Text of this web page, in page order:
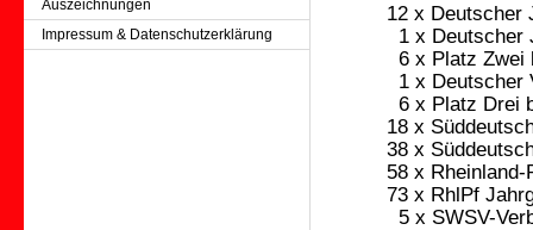
Auszeichnungen
Impressum & Datenschutzerklärung
12 x Deutscher
1 x Deutscher
6 x Platz Zwei
1 x Deutscher
6 x Platz Drei
18 x
38 x
58 x
73 x RhlPf
5 x SWSV-